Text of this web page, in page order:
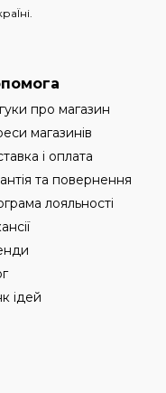
про магазин
магазинів
і оплата
та повернення
лояльності
ідей